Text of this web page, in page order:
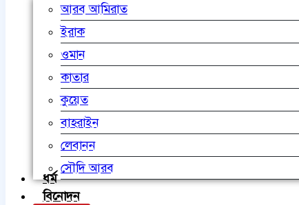
আরব আমিরাত
ইরাক
ওমান
কাতার
কুয়েত
বাহরাইন
লেবানন
সৌদি আরব
ধর্ম
বিনোদন